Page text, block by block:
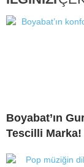
Boyabat’ın
Tescilli Marka!